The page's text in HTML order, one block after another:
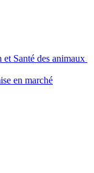
Santé des animaux
en marché